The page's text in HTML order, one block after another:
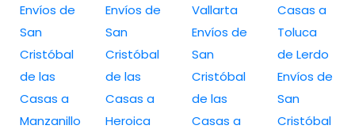
Envíos de
San
Cristóbal
de las
Casas a
Manzanillo
Envíos de
San
Cristóbal
de las
Casas a
Heroica
Vallarta
Envíos de
San
Cristóbal
de las
Casas a
Casas a
Toluca
de Lerdo
Envíos de
San
Cristóbal